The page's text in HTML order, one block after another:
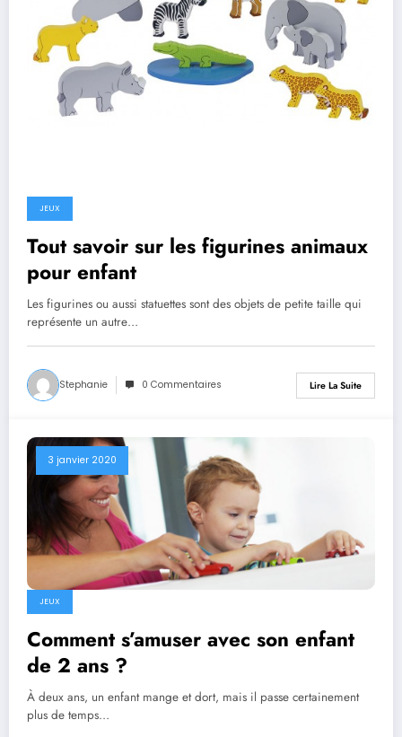
JEUX
Tout savoir sur les figurines animaux
pour enfant
Les figurines ou aussi statuettes sont des objets de petite taille qui
représente un autre…
Stephanie 0 Commentaires Lire La Suite
3 janvier 2020
JEUX
Comment s’amuser avec son enfant
de 2 ans ?
À deux ans, un enfant mange et dort, mais il passe certainement
plus de temps…